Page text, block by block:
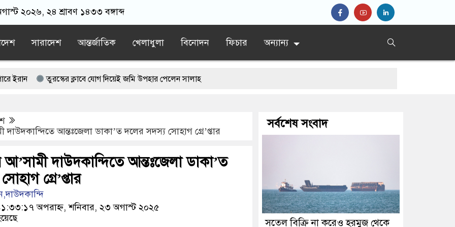
২০২৬, ২৪ শ্রাবণ ১৪৩৩ বঙ্গাব্দ
সারাদেশ আন্তর্জাতিক খেলাধুলা বিনোদন ফিচার অন্যান্য
তুরস্কের ক্লাবে যোগ দিয়েই জমি উপহার পেলেন সালাহ
ক্যানসারের ঝুঁকি বাড়ছে
বাস-নছিমনের মুখোমুখি সংঘর্ষে নিহত ৩
আন্তঃজেলা ডাকা’ত দলের সদস্য সোহাগ গ্রে’প্তার
দাউদকান্দিতে আন্তঃজেলা ডাকা’ত
গ্রে’প্তার
অপরাহ্ন, শনিবার, ২৩ অগাস্ট ২০২৫
সর্বশেষ সংবাদ
সতেল বিক্রি না করেও হরমুজ থেকে